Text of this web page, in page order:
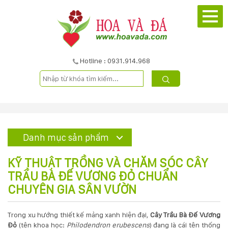
Hotline : 0931.914.968
PHẨM
VỤ
Danh mục sản phẩm
KỸ THUẬT TRỒNG VÀ CHĂM SÓC CÂY
TRẦU BÀ ĐẾ VƯƠNG ĐỎ CHUẨN
CHUYÊN GIA SÂN VƯỜN
Trong xu hướng thiết kế mảng xanh hiện đại, Cây Trầu Bà Đế Vương
Đỏ (tên khoa học: Philodendron erubescens) đang là cái tên thống